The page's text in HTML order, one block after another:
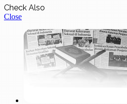
Check Also
Close